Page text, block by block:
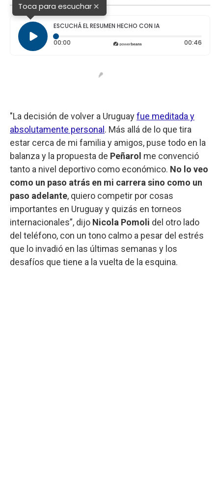
Toca para escuchar×
ESCUCHÁ EL RESUMEN HECHO CON IA
00:00 Tiempo transcurrido: 0 segundos 00:46
"La decisión de volver a Uruguayfue meditada y
absolutamente personal . Más allá de lo que tira
estar cerca de mi familia y amigos, puse todo en la
balanza y la propuesta de Peñarol me convenció
tanto a nivel deportivo como económico. No lo veo
como un paso atrás en mi carrera sino como un
paso adelante, quiero competir por cosas
importantes en Uruguay y quizás en torneos
internacionales”, dijo Nicola Pomoli del otro lado
del teléfono, con un tono calmo a pesar del estrés
que lo invadió en las últimas semanas y los
desafíos que tiene a la vuelta de la esquina.